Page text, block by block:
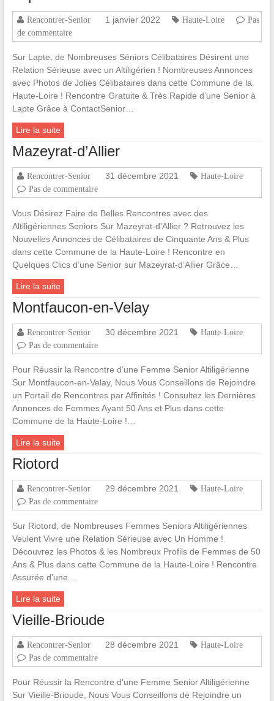
Rencontrer-Senior 1 janvier 2022 Haute-Loire
Pas
de commentaire
Sur Lapte, de Nombreuses Séniors Célibataires Désirent une
Relation Sérieuse avec un Altiligérien ! Nombreuses Annonces
avec Photos de Jolies Célibataires dans cette Commune de la
Haute-Loire ! Rencontre Gratuite & Très Rapide d’une Senior à
Lapte Grâce à ContactSenior…
Lire la suite
Mazeyrat-d’Allier
Rencontrer-Senior 31 décembre 2021
Haute-Loire
Pas de commentaire
Vous Désirez Faire de Belles Rencontres avec des
Altiligériennes Seniors Sur Mazeyrat-d’Allier ? Retrouvez les
Nouvelles Annonces de Célibataires de Cinquante Ans & Plus
dans cette Commune de la Haute-Loire ! Rencontre en
Quelques Clics d’une Senior sur Mazeyrat-d’Allier Grâce…
Lire la suite
Montfaucon-en-Velay
Rencontrer-Senior 30 décembre 2021
Haute-Loire
Pas de commentaire
Pour Réussir la Rencontre d’une Femme Senior Altiligérienne
Sur Montfaucon-en-Velay, Nous Vous Conseillons de Rejoindre
un Portail de Rencontres par Affinités ! Consultez les Dernières
Annonces de Femmes Ayant 50 Ans et Plus dans cette
Commune de la Haute-Loire !…
Lire la suite
Riotord
Rencontrer-Senior 29 décembre 2021
Haute-Loire
Pas de commentaire
Sur Riotord, de Nombreuses Femmes Seniors Altiligériennes
Veulent Vivre une Relation Sérieuse avec Un Homme !
Découvrez les Photos & les Nombreux Profils de Femmes de 50
Ans & Plus dans cette Commune de la Haute-Loire ! Rencontre
Assurée d’une…
Lire la suite
Vieille-Brioude
Rencontrer-Senior 28 décembre 2021
Haute-Loire
Pas de commentaire
Pour Réussir la Rencontre d’une Femme Senior Altiligérienne
Sur Vieille-Brioude, Nous Vous Conseillons de Rejoindre un